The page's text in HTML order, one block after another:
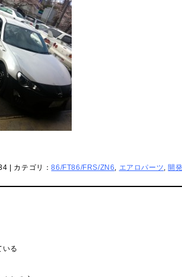
| カテゴリ：86/FT86/FRS/ZN6, エアロパーツ, 開
いる